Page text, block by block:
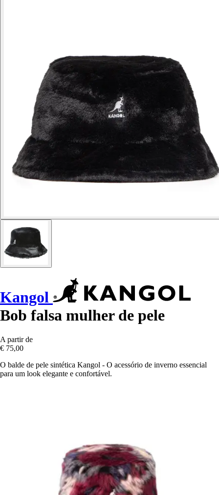
Kangol
Bob falsa mulher de pele
A partir de
€ 75,00
O balde de pele sintética Kangol - O acessório de inverno essencial
para um look elegante e confortável.